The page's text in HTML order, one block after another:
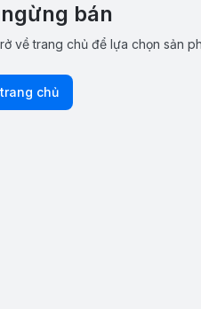
bán
về trang chủ để lựa chọn sản
chủ